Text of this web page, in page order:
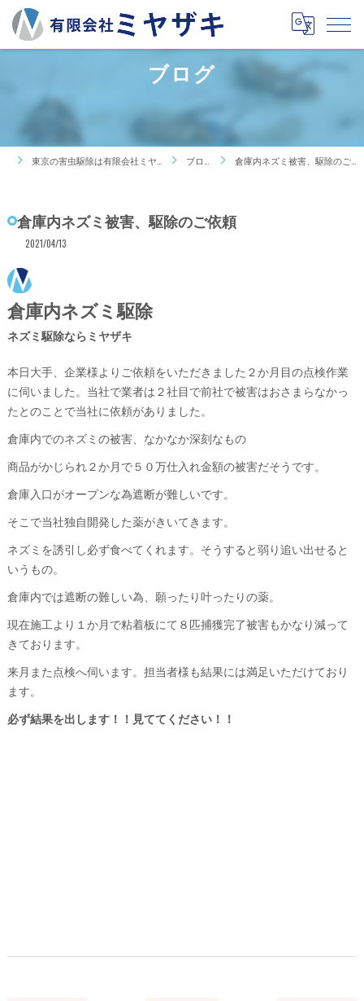
ブログ
東京の害虫駆除は有限会社ミヤザキ ブログ 倉庫内ネズミ被害、駆除のご依頼
倉庫内ネズミ被害、駆除のご依頼
2021/04/13
ネズミ駆除ならミヤザキ
倉庫内ネズミ駆除
本日大手、企業様よりご依頼をいただきました２か月目の点検作業
に伺いました。当社で業者は２社目で前社で被害はおさまらなかっ
たとのことで当社に依頼がありました。
倉庫内でのネズミの被害、なかなか深刻なもの
商品がかじられ２か月で５０万仕入れ金額の被害だそうです。
倉庫入口がオープンな為遮断が難しいです。
そこで当社独自開発した薬がきいてきます。
ネズミを誘引し必ず食べてくれます。そうすると弱り追い出せると
いうもの。
倉庫内では遮断の難しい為、願ったり叶ったりの薬。
現在施工より１か月で粘着板にて８匹捕獲完了被害もかなり減って
きております。
来月また点検へ伺います。担当者様も結果には満足いただけており
ます。
必ず結果を出します！！見ててください！！